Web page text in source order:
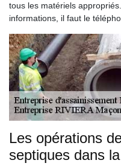
tous les matériels
informations, il faut le
Les opérations
septiques dans